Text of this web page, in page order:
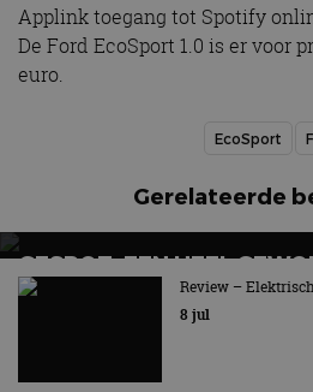
Applink toegang tot Spotify
De Ford EcoSport 1.0 is er voor
euro.
EcoSport
Gerelateerde
GESPOT: EEN HEEL
ESTATE UIT 1977
Nu eens geen rallyauto
Review –
8 jul